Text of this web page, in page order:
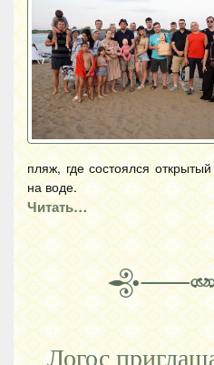
пляж, где состоялся
на воде.
Читать…
Логос